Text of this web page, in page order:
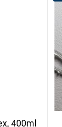
400ml